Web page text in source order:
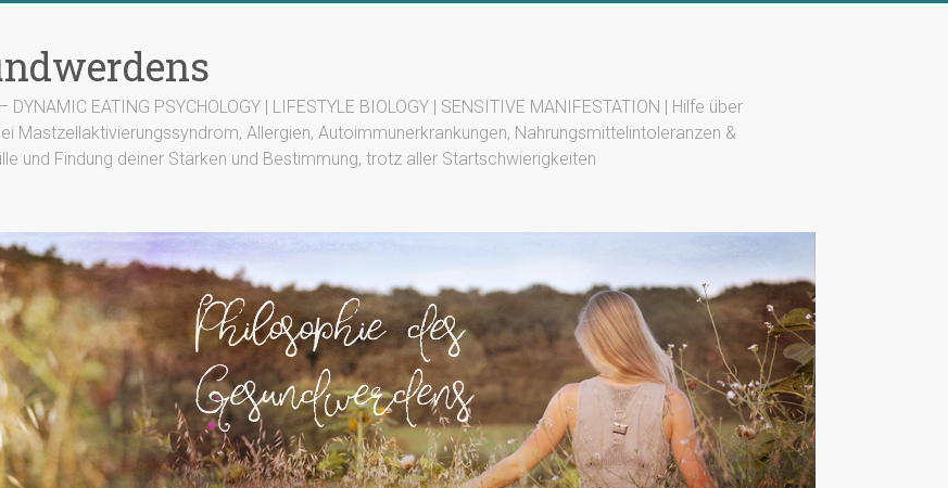
EATING PSYCHOLOGY | LIFESTYLE BIOLOGY | SENSITIVE MANIFESTATION | Hilfe über
Mastzellaktivierungssyndrom, Allergien, Autoimmunerkrankungen, Nahrungsmittelintoleranzen &
und Findung deiner Stärken und Bestimmung, trotz aller Startschwierigkeiten